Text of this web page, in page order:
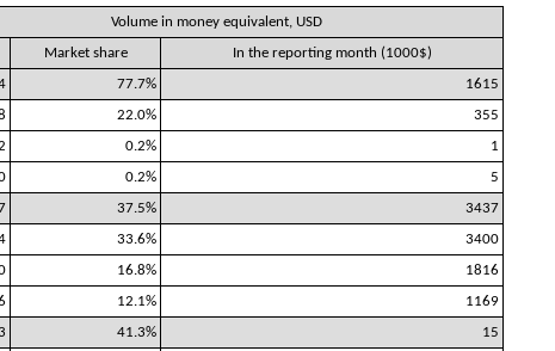
Volume in money equivalent, USD
Market share
In the reporting month (1000$)
77.7%
1615
22.0%
355
0.2%
1
0.2%
5
37.5%
3437
33.6%
3400
16.8%
1816
12.1%
1169
41.3%
15